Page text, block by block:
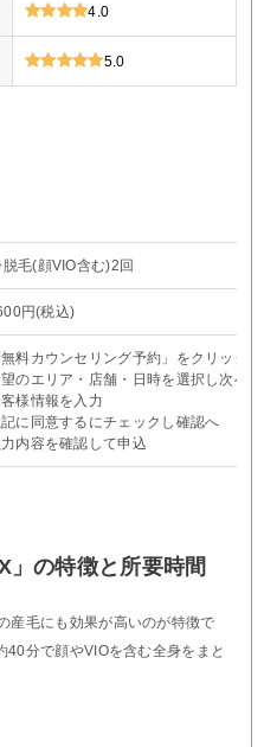
4.0
5.0
脱毛(顔VIO含む)2回
円(税込)
料カウンセリング予約」をクリック
のエリア・店舗・日時を選択し次へ
様情報を入力
に同意するにチェックし確認へ
内容を確認して申込
の特徴と所要時間
産毛にも効果が高いのが特徴で
分で顔やVIOを含む全身をまと